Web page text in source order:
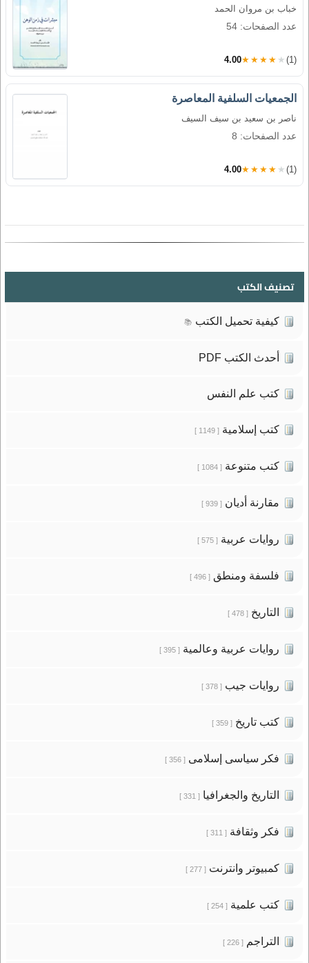
خباب بن مروان الحمد
عدد الصفحات: 54
4.00★★★★★ (1)
الجمعيات السلفية المعاصرة
ناصر بن سعيد بن سيف السيف
عدد الصفحات: 8
4.00★★★★★ (1)
تصنيف الكتب
كيفية تحميل الكتب 📚
أحدث الكتب PDF
كتب علم النفس
كتب إسلامية[ 1149 ]
كتب متنوعة[ 1084 ]
مقارنة أديان[ 939 ]
روايات عربية[ 575 ]
فلسفة ومنطق[ 496 ]
التاريخ[ 478 ]
روايات عربية وعالمية[ 395 ]
روايات جيب[ 378 ]
كتب تاريخ[ 359 ]
فكر سياسى إسلامى[ 356 ]
التاريخ والجغرافيا[ 331 ]
فكر وثقافة[ 311 ]
كمبيوتر وانترنت[ 277 ]
كتب علمية[ 254 ]
التراجم[ 226 ]